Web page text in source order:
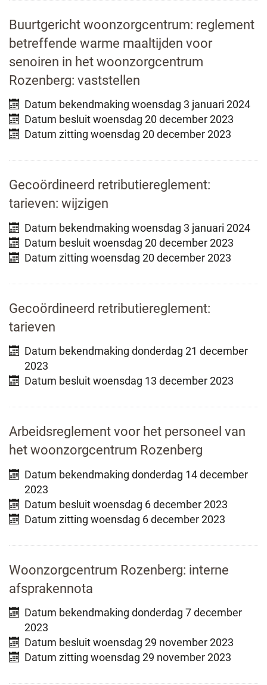
Buurtgericht woonzorgcentrum: reglement
betreffende warme maaltijden voor
senoiren in het woonzorgcentrum
Rozenberg: vaststellen
Datum bekendmaking woensdag 3 januari 2024
Datum besluitwoensdag 20 december 2023
Datum zitting woensdag 20 december 2023
Gecoördineerd retributiereglement:
tarieven: wijzigen
Datum bekendmaking woensdag 3 januari 2024
Datum besluitwoensdag 20 december 2023
Datum zitting woensdag 20 december 2023
Gecoördineerd retributiereglement:
tarieven
Datum bekendmaking donderdag 21 december
2023
Datum besluitwoensdag 13 december 2023
Arbeidsreglement voor het personeel van
het woonzorgcentrum Rozenberg
Datum bekendmaking donderdag 14 december
2023
Datum besluitwoensdag 6 december 2023
Datum zitting woensdag 6 december 2023
Woonzorgcentrum Rozenberg: interne
afsprakennota
Datum bekendmaking donderdag 7 december
2023
Datum besluitwoensdag 29 november 2023
Datum zitting woensdag 29 november 2023